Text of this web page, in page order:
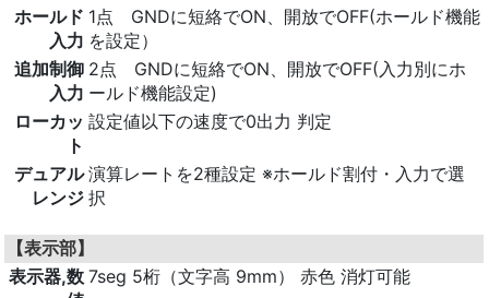
ホールド
入力
1点 GNDに短絡でON、開放でOFF(ホールド機能
を設定）
追加制御
入力
2点 GNDに短絡でON、開放でOFF(入力別にホ
ールド機能設定)
ローカッ
ト
設定値以下の速度で0出力 判定
デュアル
レンジ
演算レートを2種設定 ※ホールド割付・入力で選
択
【表示部】
表示器,数 7seg 5桁（文字高 9mm） 赤色 消灯可能